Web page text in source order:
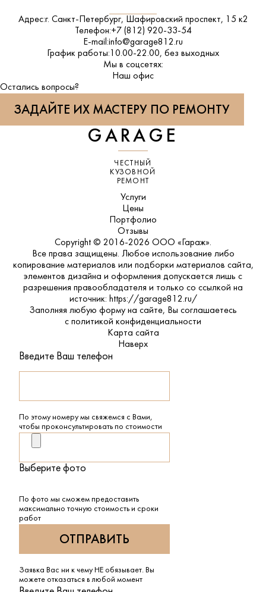
Адрес:г. Санкт-Петербург, Шафировский проспект, 15 к2
Телефон:+7 (812) 920-33-54
E-mail:info@garage812.ru
График работы:10.00-22.00, без выходных
Мы в соцсетях:
ВКонтакте
Наш офис
Остались вопросы?
ЗАДАЙТЕ ИХ МАСТЕРУ ПО РЕМОНТУ
GARAGE
ЧЕСТНЫЙ
КУЗОВНОЙ
РЕМОНТ
Услуги
Цены
Портфолио
Отзывы
Copyright © 2016-2026 ООО «Гараж».
Все права защищены. Любое использование либо
копирование материалов или подборки материалов сайта,
элементов дизайна и оформления допускается лишь с
разрешения правообладателя и только со ссылкой на
источник: https://garage812.ru/
Заполняя любую форму на сайте, Вы соглашаетесь
с политикой конфиденциальности
Карта сайта
Наверх
Введите Ваш телефон
По этому номеру мы свяжемся с Вами,
чтобы проконсультировать по стоимости
Выберите фото
По фото мы сможем предоставить
максимально точную стоимость и сроки
работ
Заявка Вас ни к чему НЕ обязывает. Вы
можете отказаться в любой момент